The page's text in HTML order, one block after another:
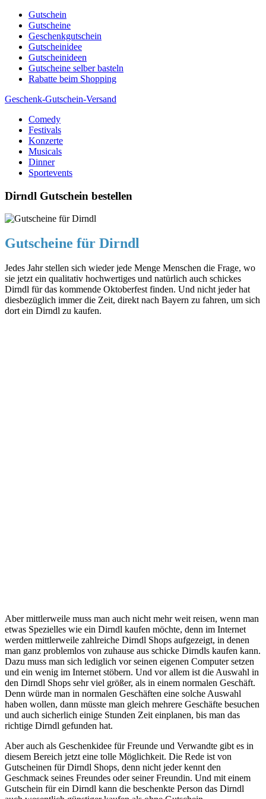
Skip
content
Gutschein
Gutscheine
Geschenkgutschein
Gutscheinidee
Gutscheinideen
Gutscheine selber basteln
Rabatte beim Shopping
Geschenk-Gutschein-Versand
Gutscheine, Gutscheinsprüche und Geschenkideen
Comedy
Festivals
Konzerte
Musicals
Dinner
Sportevents
Dirndl Gutschein bestellen
Gutscheine für Dirndl
Jedes Jahr stellen sich wieder jede Menge Menschen die Frage, wo
sie jetzt ein qualitativ hochwertiges und natürlich auch schickes
Dirndl für das kommende Oktoberfest finden. Und nicht jeder hat
diesbezüglich immer die Zeit, direkt nach Bayern zu fahren, um sich
dort ein Dirndl zu kaufen.
Aber mittlerweile muss man auch nicht mehr weit reisen, wenn man
etwas Spezielles wie ein Dirndl kaufen möchte, denn im Internet
werden mittlerweile zahlreiche Dirndl Shops aufgezeigt, in denen
man ganz problemlos von zuhause aus schicke Dirndls kaufen kann.
Dazu muss man sich lediglich vor seinen eigenen Computer setzen
und ein wenig im Internet stöbern. Und vor allem ist die Auswahl in
den Dirndl Shops sehr viel größer, als in einem normalen Geschäft.
Denn würde man in normalen Geschäften eine solche Auswahl
haben wollen, dann müsste man gleich mehrere Geschäfte besuchen
und auch sicherlich einige Stunden Zeit einplanen, bis man das
richtige Dirndl gefunden hat.
Aber auch als Geschenkidee für Freunde und Verwandte gibt es in
diesem Bereich jetzt eine tolle Möglichkeit. Die Rede ist von
Gutscheinen für Dirndl Shops, denn nicht jeder kennt den
Geschmack seines Freundes oder seiner Freundin. Und mit einem
Gutschein für ein Dirndl kann die beschenkte Person das Dirndl